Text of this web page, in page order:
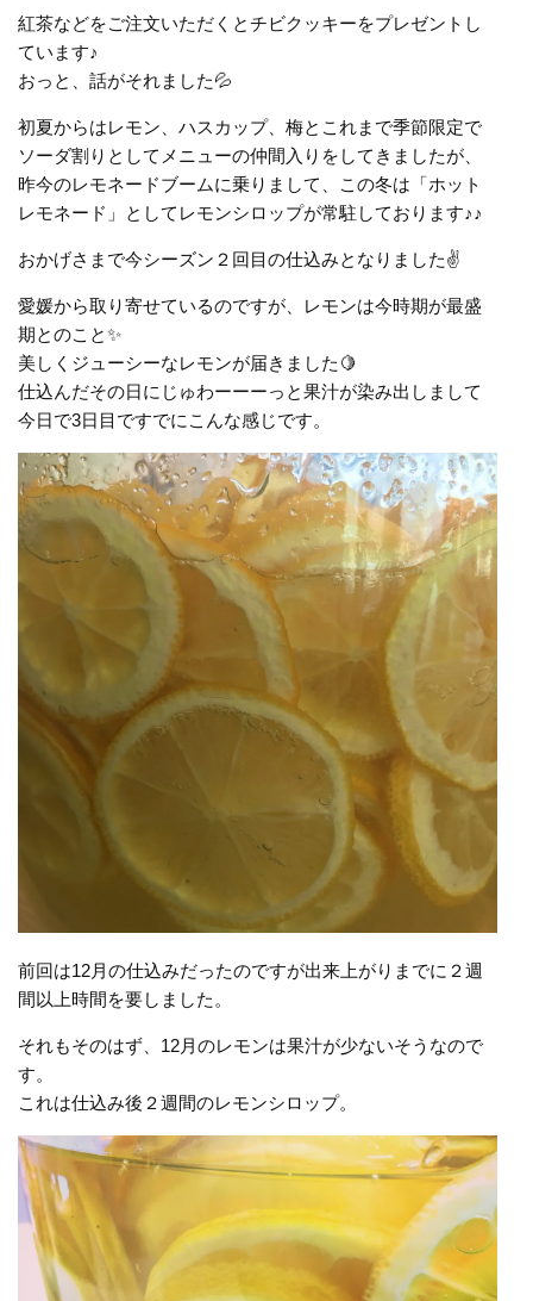
紅茶などをご注文いただくとチビクッキーをプレゼントし
ています♪
おっと、話がそれました💦
初夏からはレモン、ハスカップ、梅とこれまで季節限定で
ソーダ割りとしてメニューの仲間入りをしてきましたが、
昨今のレモネードブームに乗りまして、この冬は「ホット
レモネード」としてレモンシロップが常駐しております♪♪
おかげさまで今シーズン２回目の仕込みとなりました✌️
愛媛から取り寄せているのですが、レモンは今時期が最盛
期とのこと✨
美しくジューシーなレモンが届きました🍋
仕込んだその日にじゅわーーーっと果汁が染み出しまして
今日で3日目ですでにこんな感じです。
前回は12月の仕込みだったのですが出来上がりまでに２週
間以上時間を要しました。
それもそのはず、12月のレモンは果汁が少ないそうなので
す。
これは仕込み後２週間のレモンシロップ。